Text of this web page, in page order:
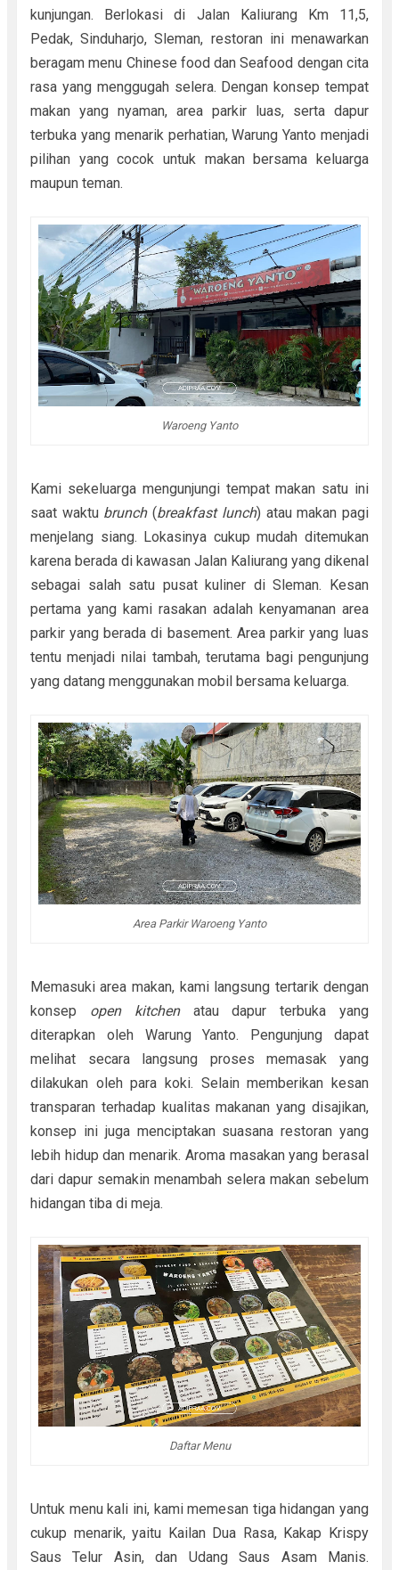
kunjungan. Berlokasi di Jalan Kaliurang Km 11,5,
Pedak, Sinduharjo, Sleman, restoran ini menawarkan
beragam menu Chinese food dan Seafood dengan cita
rasa yang menggugah selera. Dengan konsep tempat
makan yang nyaman, area parkir luas, serta dapur
terbuka yang menarik perhatian, Warung Yanto menjadi
pilihan yang cocok untuk makan bersama keluarga
maupun teman.
Waroeng Yanto
Kami sekeluarga mengunjungi tempat makan satu ini
saat waktu brunch(breakfast lunch) atau makan pagi
menjelang siang. Lokasinya cukup mudah ditemukan
karena berada di kawasan Jalan Kaliurang yang dikenal
sebagai salah satu pusat kuliner di Sleman. Kesan
pertama yang kami rasakan adalah kenyamanan area
parkir yang berada di basement. Area parkir yang luas
tentu menjadi nilai tambah, terutama bagi pengunjung
yang datang menggunakan mobil bersama keluarga.
Area Parkir Waroeng Yanto
Memasuki area makan, kami langsung tertarik dengan
konsep open kitchenatau dapur terbuka yang
diterapkan oleh Warung Yanto. Pengunjung dapat
melihat secara langsung proses memasak yang
dilakukan oleh para koki. Selain memberikan kesan
transparan terhadap kualitas makanan yang disajikan,
konsep ini juga menciptakan suasana restoran yang
lebih hidup dan menarik. Aroma masakan yang berasal
dari dapur semakin menambah selera makan sebelum
hidangan tiba di meja.
Daftar Menu
Untuk menu kali ini, kami memesan tiga hidangan yang
cukup menarik, yaitu Kailan Dua Rasa, Kakap Krispy
Saus Telur Asin, dan Udang Saus Asam Manis.